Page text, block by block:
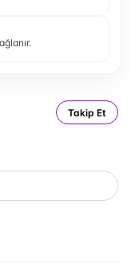
Takip Et